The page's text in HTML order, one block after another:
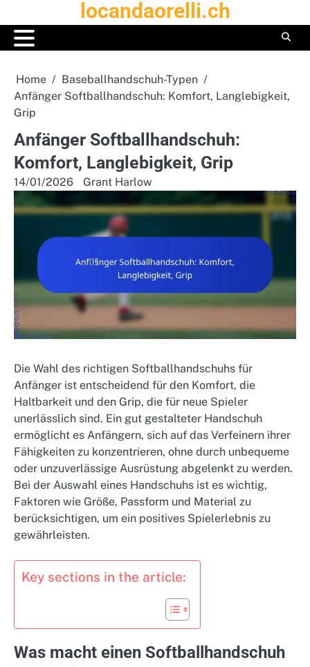
to
content
locandaorelli.ch
Home
Baseballhandschuh-Typen
Anfänger Softballhandschuh: Komfort, Langlebigkeit,
Grip
Anfänger Softballhandschuh:
Komfort, Langlebigkeit, Grip
14/01/2026 Grant Harlow
Die Wahl des richtigen Softballhandschuhs für
Anfänger ist entscheidend für den Komfort, die
Haltbarkeit und den Grip, die für neue Spieler
unerlässlich sind. Ein gut gestalteter Handschuh
ermöglicht es Anfängern, sich auf das Verfeinern ihrer
Fähigkeiten zu konzentrieren, ohne durch unbequeme
oder unzuverlässige Ausrüstung abgelenkt zu werden.
Bei der Auswahl eines Handschuhs ist es wichtig,
Faktoren wie Größe, Passform und Material zu
berücksichtigen, um ein positives Spielerlebnis zu
gewährleisten.
Key sections in the article:
Was macht einen Softballhandschuh